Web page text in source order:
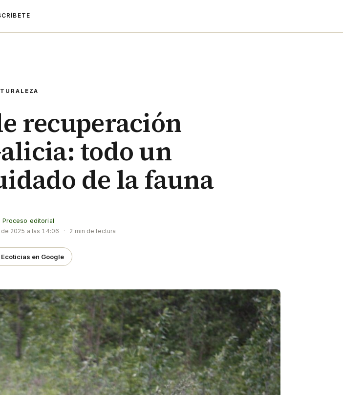
recuperación
todo un
de la fauna
Proceso editorial
2025 a las 14:06 · 2 min de lectura
en Google